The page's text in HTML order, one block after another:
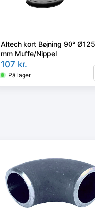
Altech kort Bøjning 90° Ø125
mm Muffe/Nippel
107 kr.
På lager